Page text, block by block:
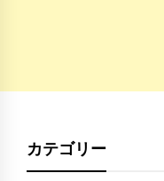
カテゴリー